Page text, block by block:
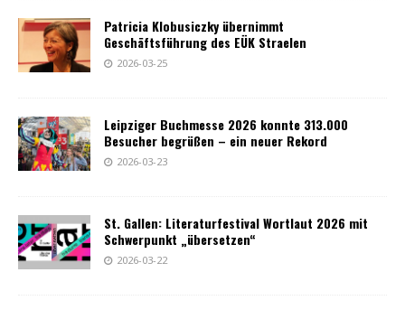
Patricia Klobusiczky übernimmt
Geschäftsführung des EÜK Straelen
2026-03-25
Leipziger Buchmesse 2026 konnte 313.000
Besucher begrüßen – ein neuer Rekord
2026-03-23
St. Gallen: Literaturfestival Wortlaut 2026 mit
Schwerpunkt „übersetzen“
2026-03-22